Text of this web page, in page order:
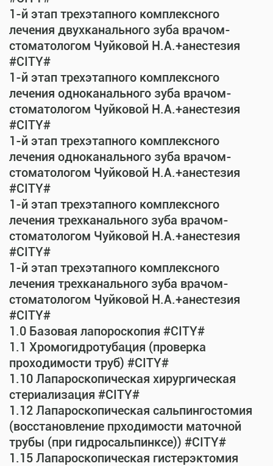
1-й этап трехэтапного комплексного
лечения двухканального зуба врачом-
стоматологом Чуйковой Н.А.+анестезия
#CITY#
1-й этап трехэтапного комплексного
лечения одноканального зуба врачом-
стоматологом Чуйковой Н.А.+анестезия
#CITY#
1-й этап трехэтапного комплексного
лечения одноканального зуба врачом-
стоматологом Чуйковой Н.А.+анестезия
#CITY#
1-й этап трехэтапного комплексного
лечения трехканального зуба врачом-
стоматологом Чуйковой Н.А.+анестезия
#CITY#
1-й этап трехэтапного комплексного
лечения трехканального зуба врачом-
стоматологом Чуйковой Н.А.+анестезия
#CITY#
1.0 Базовая лапороскопия #CITY#
1.1 Хромогидротубация (проверка
проходимости труб) #CITY#
1.10 Лапароскопическая хирургическая
стериализация #CITY#
1.12 Лапароскопическая сальпингостомия
(восстановление прходимости маточной
трубы (при гидросальпинксе)) #CITY#
1.15 Лапароскопическая гистерэктомия